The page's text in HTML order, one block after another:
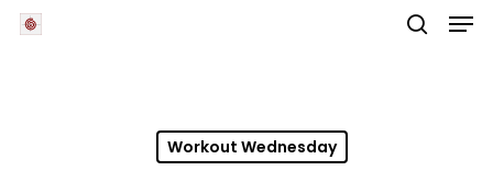
Skip
Workout Wednesday